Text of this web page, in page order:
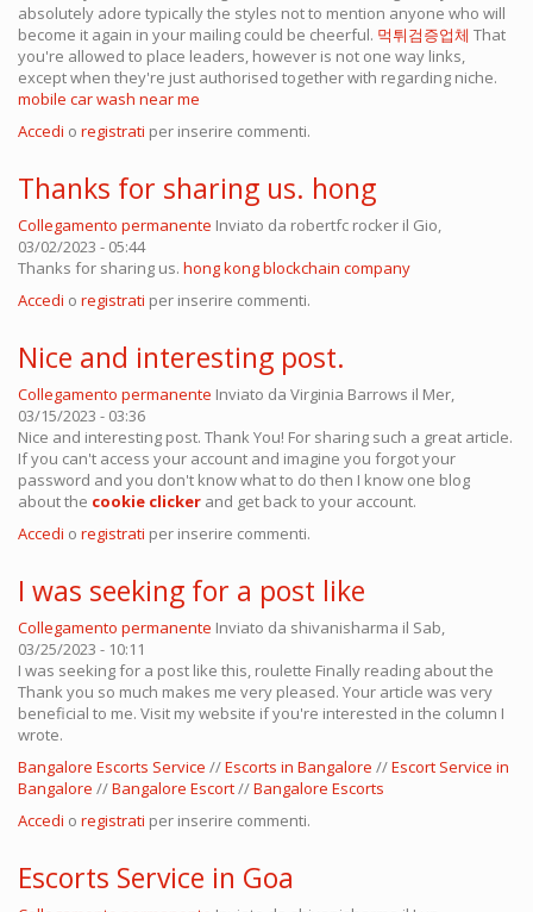
absolutely adore typically the styles not to mention anyone who will
become it again in your mailing could be cheerful. 먹튀검증업체 That
you're allowed to place leaders, however is not one way links,
except when they're just authorised together with regarding niche.
mobile car wash near me
Accedi o registrati per inserire commenti.
Thanks for sharing us. hong
Collegamento permanente Inviato da robertfc rocker il Gio,
03/02/2023 - 05:44
Thanks for sharing us. hong kong blockchain company
Accedi o registrati per inserire commenti.
Nice and interesting post.
Collegamento permanente Inviato da Virginia Barrows il Mer,
03/15/2023 - 03:36
Nice and interesting post. Thank You! For sharing such a great article.
If you can't access your account and imagine you forgot your
password and you don't know what to do then I know one blog
about the cookie clicker and get back to your account.
Accedi o registrati per inserire commenti.
I was seeking for a post like
Collegamento permanente Inviato da shivanisharma il Sab,
03/25/2023 - 10:11
I was seeking for a post like this, roulette Finally reading about the
Thank you so much makes me very pleased. Your article was very
beneficial to me. Visit my website if you're interested in the column I
wrote.
Bangalore Escorts Service //Escorts in Bangalore //Escort Service in
Bangalore //Bangalore Escort//Bangalore Escorts
Accedi o registrati per inserire commenti.
Escorts Service in Goa